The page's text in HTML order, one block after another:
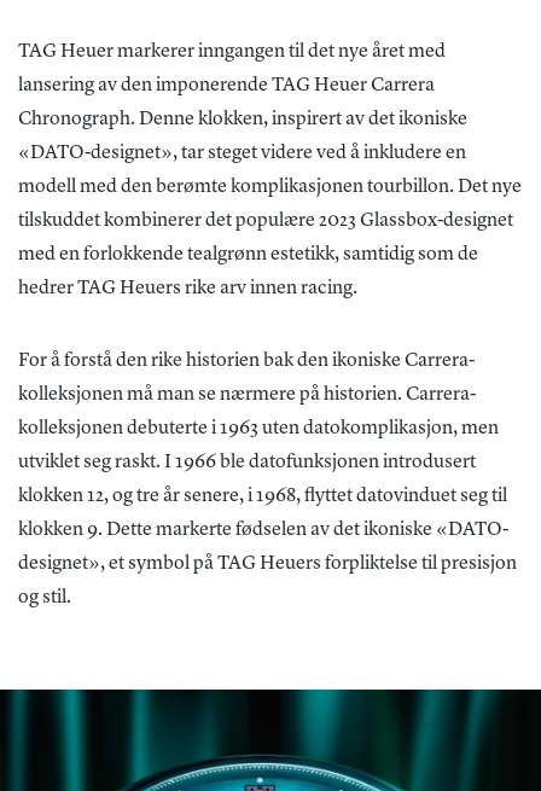
TAG Heuer markerer inngangen til det nye året med
lansering av den imponerende TAG Heuer Carrera
Chronograph. Denne klokken, inspirert av det ikoniske
«DATO-designet», tar steget videre ved å inkludere en
modell med den berømte komplikasjonen tourbillon. Det nye
tilskuddet kombinerer det populære 2023 Glassbox-designet
med en forlokkende tealgrønn estetikk, samtidig som de
hedrer TAG Heuers rike arv innen racing.
For å forstå den rike historien bak den ikoniske Carrera-
kolleksjonen må man se nærmere på historien. Carrera-
kolleksjonen debuterte i 1963 uten datokomplikasjon, men
utviklet seg raskt. I 1966 ble datofunksjonen introdusert
klokken 12, og tre år senere, i 1968, flyttet datovinduet seg til
klokken 9. Dette markerte fødselen av det ikoniske «DATO-
designet», et symbol på TAG Heuers forpliktelse til presisjon
og stil.